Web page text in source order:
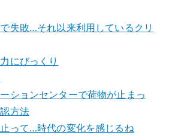
失敗…それ以来利用しているクリ
にびっくり
ションセンターで荷物が止まっ
方法
って…時代の変化を感じるね